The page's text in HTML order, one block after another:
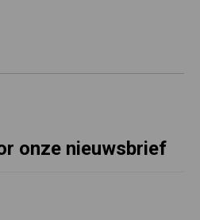
onze nieuwsbrief